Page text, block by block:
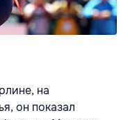
на
он показал